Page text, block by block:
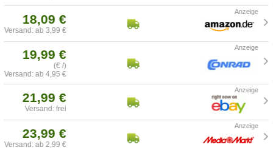
18,09 €
Versand: ab 3,99 €
19,99 €
(€ /)
Versand: ab 4,95 €
21,99 €
Versand: frei
23,99 €
Versand: ab 2,99 €